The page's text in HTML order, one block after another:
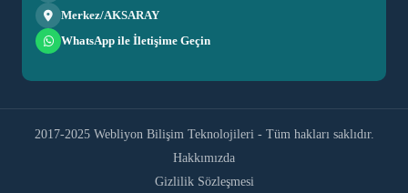
Merkez/AKSARAY
WhatsApp ile İletişime Geçin
2017-2025 Webliyon Bilişim Teknolojileri - Tüm hakları saklıdır.
Hakkımızda
Gizlilik Sözleşmesi